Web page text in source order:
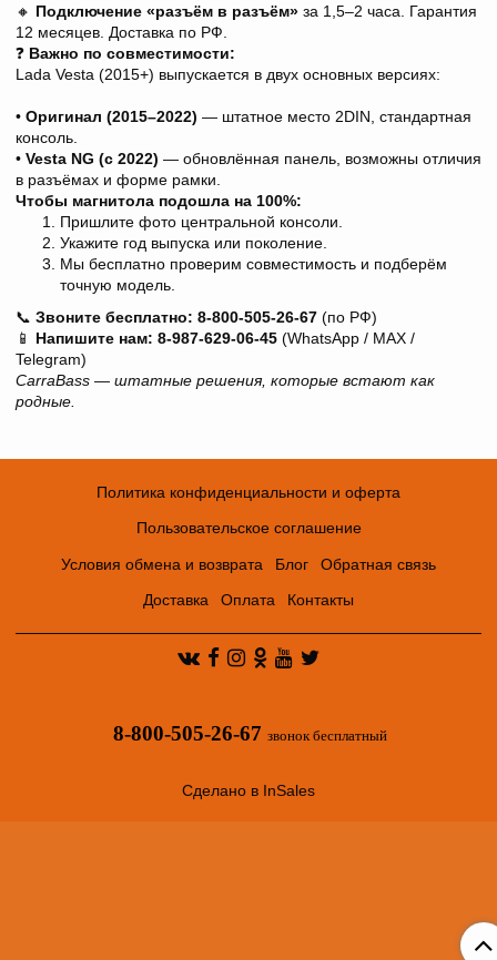
🔸 Подключение «разъём в разъём» за 1,5–2 часа. Гарантия
12 месяцев. Доставка по РФ.
❓ Важно по совместимости:
Lada Vesta (2015+) выпускается в двух основных версиях:
• Оригинал (2015–2022) — штатное место 2DIN, стандартная
консоль.
• Vesta NG (с 2022) — обновлённая панель, возможны отличия
в разъёмах и форме рамки.
Чтобы магнитола подошла на 100%:
Пришлите фото центральной консоли.
Укажите год выпуска или поколение.
Мы бесплатно проверим совместимость и подберём
точную модель.
📞 Звоните бесплатно: 8-800-505-26-67 (по РФ)
📱 Напишите нам: 8-987-629-06-45 (WhatsApp / MAX /
Telegram)
CarraBass — штатные решения, которые встают как
родные.
Политика конфиденциальности и оферта
Пользовательское соглашение
Условия обмена и возврата Блог Обратная связь
Доставка Оплата Контакты
8-800-505-26-67 звонок бесплатный
Сделано в InSales